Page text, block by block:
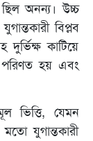
ছিল অনন্য। উচ্চ
বিপ্লব
কাটিয়ে
পরিণত হয় এবং
ভিত্তি, যেমন
মতো যুগান্তকারী